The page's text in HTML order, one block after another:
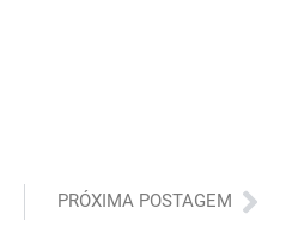
PRÓXIMA POSTAGEM